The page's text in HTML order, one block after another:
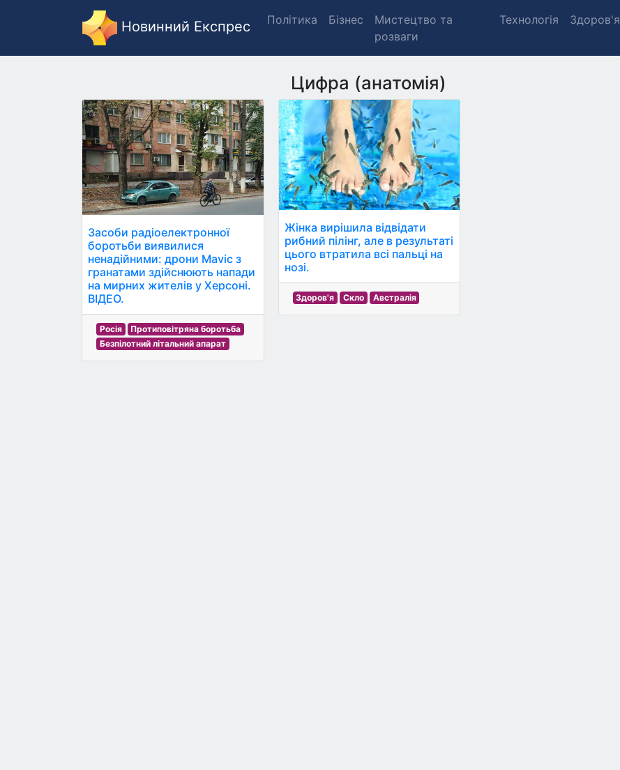
Новинний Експрес Політика Бізнес
Мистецтво та
розваги
Технологія Здоров'я
Цифра (анатомія)
Засоби радіоелектронної
боротьби виявилися
ненадійними: дрони Mavic з
гранатами здійснюють напади
на мирних жителів у Херсоні.
ВІДЕО.
Росія
Протиповітряна боротьба
Безпілотний літальний апарат
Жінка вирішила відвідати
рибний пілінг, але в результаті
цього втратила всі пальці на
нозі.
Здоров'я Скло Австралія